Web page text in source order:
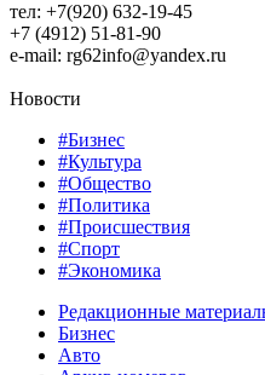
тел: +7(920) 632-19-45
+7 (4912) 51-81-90
e-mail: rg62info@yandex.ru
Новости
#Бизнес
#Культура
#Общество
#Политика
#Происшествия
#Спорт
#Экономика
Редакционные
Бизнес
Авто